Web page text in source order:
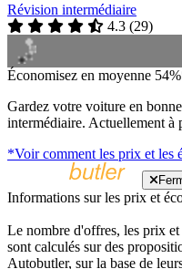
Révision intermédiaire
4.3 (29)
Économisez en moyenne
Gardez votre voiture en
intermédiaire. Actuellement à
*Voir comment les prix et les
Informations sur les prix et
Le nombre d'offres, les prix
sont calculés sur des
Autobutler, sur la base de